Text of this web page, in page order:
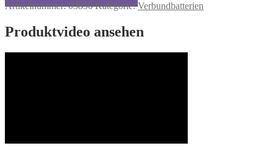
Artikelnummer:03856 Kategorie:Verbundbatterien
Produktvideo ansehen